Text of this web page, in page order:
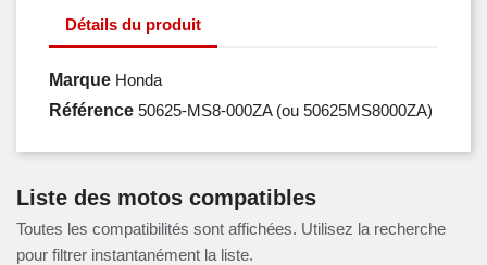
Détails du produit
Marque Honda
Référence 50625-MS8-000ZA(ou 50625MS8000ZA)
Liste des motos compatibles
Toutes les compatibilités sont affichées. Utilisez la recherche
pour filtrer instantanément la liste.